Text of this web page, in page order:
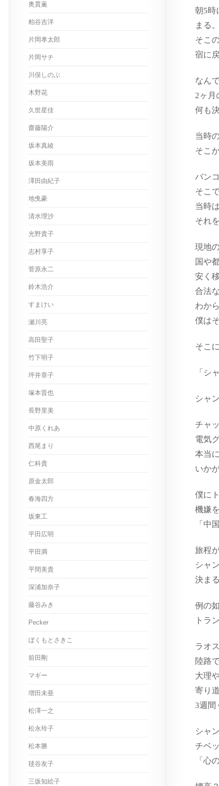
朝5時
まる
そこ
宿に
なん
2ヶ月
何も
当時
そこ
バン
そこ
当時
それ
現地
国や
安く
合法
わか
僕は
そこ
「シ
シャ
チャ
電気
本当
いか
僕に
機嫌
「中
旅程
シャ
決ま
例の
トラ
ラオ
陸路
大理
寄り
3週間
シャ
チベ
「心
奥貫薫
粕谷吉洋
片岡孝太郎
片岡サチ
川俣しのぶ
木野花
久世星佳
齋藤陽介
坂本真綾
坂本美雨
澤田由紀子
地曵豪
清水理沙
光野貴子
志村享子
菅原永二
鈴木浩介
すまけい
瀬川亮
高田聖子
竹下明子
坪井章子
塚本晋也
長野里美
中原くれあ
西尾まり
仁科貴
原金太郎
春海四方
坂東工
平田広明
平田満
平間美貴
深浦加奈子
藤谷みき
Pecker
ぼくもとさきこ
前田剛
マギー
増田未亜
松澤一之
松永玲子
松本勝
毬谷友子
三坂知絵子